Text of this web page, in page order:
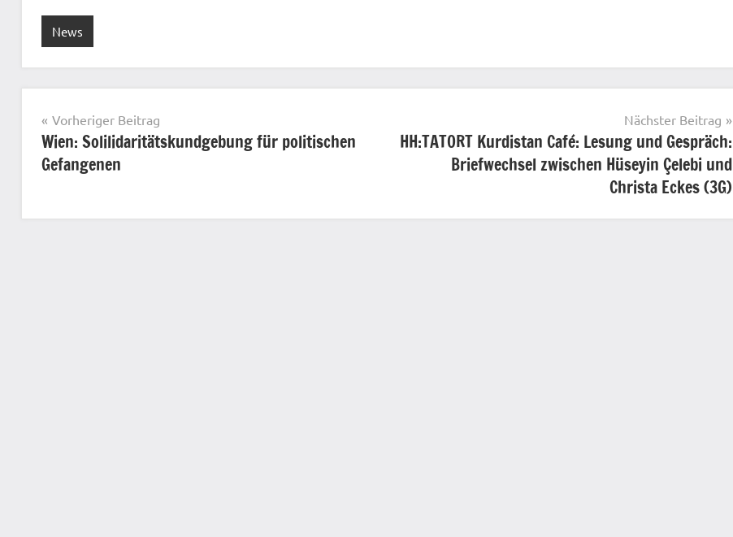
News
Beitragsnavigation
Vorheriger Beitrag
Wien: Solilidaritätskundgebung für politischen
Gefangenen
Nächster Beitrag
HH:TATORT Kurdistan Café: Lesung und Gespräch:
Briefwechsel zwischen Hüseyin Çelebi und
Christa Eckes (3G)